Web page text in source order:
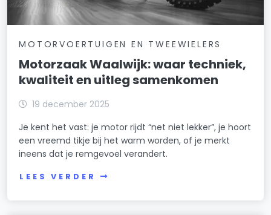
MOTORVOERTUIGEN EN TWEEWIELERS
Motorzaak Waalwijk: waar techniek,
kwaliteit en uitleg samenkomen
19 december 2025
Je kent het vast: je motor rijdt “net niet lekker”, je hoort
een vreemd tikje bij het warm worden, of je merkt
ineens dat je remgevoel verandert.
LEES VERDER